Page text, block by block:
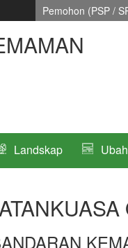
Pemohon (PSP /
Landskap